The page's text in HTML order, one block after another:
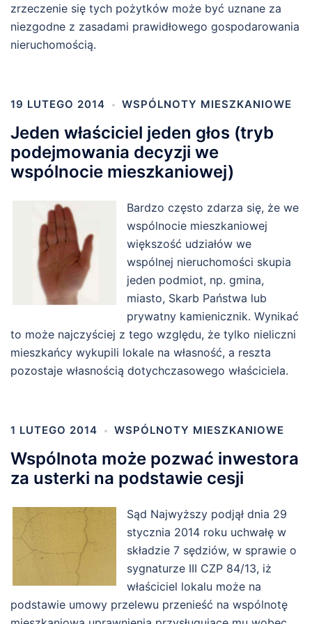
zrzeczenie się tych pożytków może być uznane za
niezgodne z zasadami prawidłowego gospodarowania
nieruchomością.
19 LUTEGO 2014 WSPÓLNOTY MIESZKANIOWE
Jeden właściciel jeden głos (tryb
podejmowania decyzji we
wspólnocie mieszkaniowej)
Bardzo często zdarza się, że we
wspólnocie mieszkaniowej
większość udziałów we
wspólnej nieruchomości skupia
jeden podmiot, np. gmina,
miasto, Skarb Państwa lub
prywatny kamienicznik. Wynikać
to może najczyściej z tego względu, że tylko nieliczni
mieszkańcy wykupili lokale na własność, a reszta
pozostaje własnością dotychczasowego właściciela.
1 LUTEGO 2014 WSPÓLNOTY MIESZKANIOWE
Wspólnota może pozwać inwestora
za usterki na podstawie cesji
Sąd Najwyższy podjął dnia 29
stycznia 2014 roku uchwałę w
składzie 7 sędziów, w sprawie o
sygnaturze III CZP 84/13, iż
właściciel lokalu może na
podstawie umowy przelewu przenieść na wspólnotę